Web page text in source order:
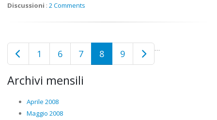
Discussioni : 2 Comments
1 …
6 7 8 9
Archivi mensili
Aprile 2008
Maggio 2008